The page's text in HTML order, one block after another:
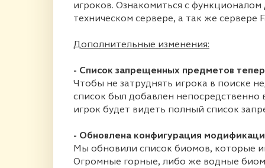
игроков. Ознакомиться с
техническом сервере, а так же сервере
Дополнительные изменения:
- Список запрещенных предметов
Чтобы не затруднять игрока в поиске
список был добавлен непосредственно
игрок будет видеть полный список
- Обновлена конфигурация
Мы обновили список биомов, которые
Огромные горные, либо же водные